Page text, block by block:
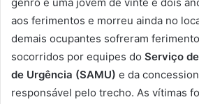
aos ferimentos e morreu ainda no
demais ocupantes sofreram
socorridos por equipes do Serviço
de Urgência (SAMU) e da
responsável pelo trecho. As vítimas